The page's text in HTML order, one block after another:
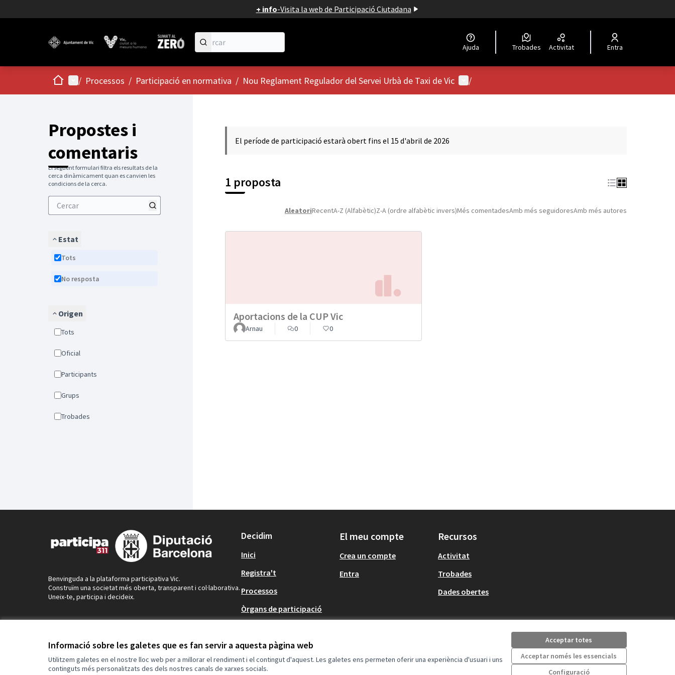
Informació sobre les galetes que es fan servir a aquesta pàgina web
Utilitzem galetes en el nostre lloc web per a millorar el rendiment i el contingut d'aquest. Les galetes ens permeten oferir una experiència d'usuari i uns
continguts més personalitzats des dels nostres canals de xarxes socials.
Acceptar totes
Acceptar només les essencials
Configuració
+ info-Visita la web de Participació Ciutadana
Ajuda Trobades Activitat Entra
Inici Menú principal
/ Processos / Participació en normativa / Nou Reglament Regulador del Servei Urbà de Taxi de Vic Menú d'usuari
/
Propostes i
comentaris
El següent formulari filtra els resultats de la
cerca dinàmicament quan es canvien les
condicions de la cerca.
Estat
Tots
No resposta
Origen
Tots
Oficial
Participants
Grups
Trobades
El període de participació estarà obert fins el 15 d'abril de 2026
1 proposta
AleatoriRecentA-Z (Alfabètic)Z-A (ordre alfabètic invers)Més comentadesAmb més seguidoresAmb més autores
Aportacions de la CUP Vic
Arnau 0 0
Benvinguda a la plataforma participativa Vic.
Construïm una societat més oberta, transparent i col·laborativa.
Uneix-te, participa i decideix.
Decidim
Inici
Registra't
Processos
Òrgans de participació
El meu compte
Crea un compte
Entra
Recursos
Activitat
Trobades
Dades obertes